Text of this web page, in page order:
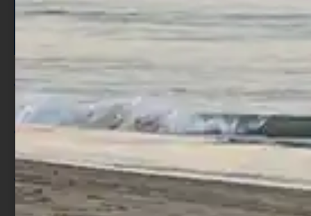
ISCRIVITI E RICEVI 3,50€ DI
SCONTO >
Per ogni acquisto accumuli ulteriori
punti;
Utilizza i punti per ricevere uno
sconto;
I punti sono indicati nella pagina
prodotto;